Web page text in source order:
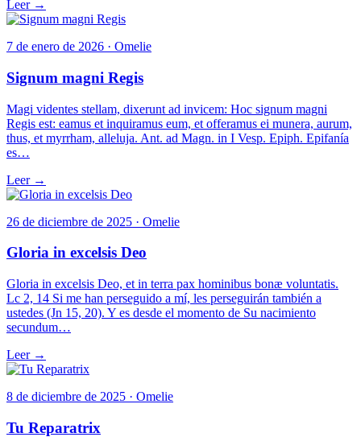
Leer →
7 de enero de 2026 · Omelie
Signum magni Regis
Magi videntes stellam, dixerunt ad invicem: Hoc signum magni
Regis est: eamus et inquiramus eum, et offeramus ei munera, aurum,
thus, et myrrham, alleluja. Ant. ad Magn. in I Vesp. Epiph. Epifanía
es…
Leer →
26 de diciembre de 2025 · Omelie
Gloria in excelsis Deo
Gloria in excelsis Deo, et in terra pax hominibus bonæ voluntatis.
Lc 2, 14 Si me han perseguido a mí, les perseguirán también a
ustedes (Jn 15, 20). Y es desde el momento de Su nacimiento
secundum…
Leer →
8 de diciembre de 2025 · Omelie
Tu Reparatrix